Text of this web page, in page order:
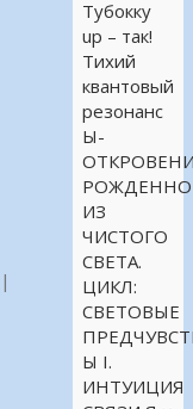
Тубокку
up – так!
Тихий
квантовый
резонанс
Ы-
ИЗ
ЧИСТОГО
СВЕТА.
ЦИКЛ:
СВЕТОВЫЕ
Ы I.
ИНТУИЦИЯ
|